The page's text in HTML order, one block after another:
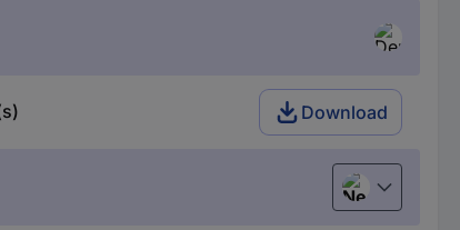
Download
Nederlands